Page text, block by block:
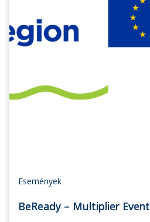
Események
BeReady – Multiplier Event